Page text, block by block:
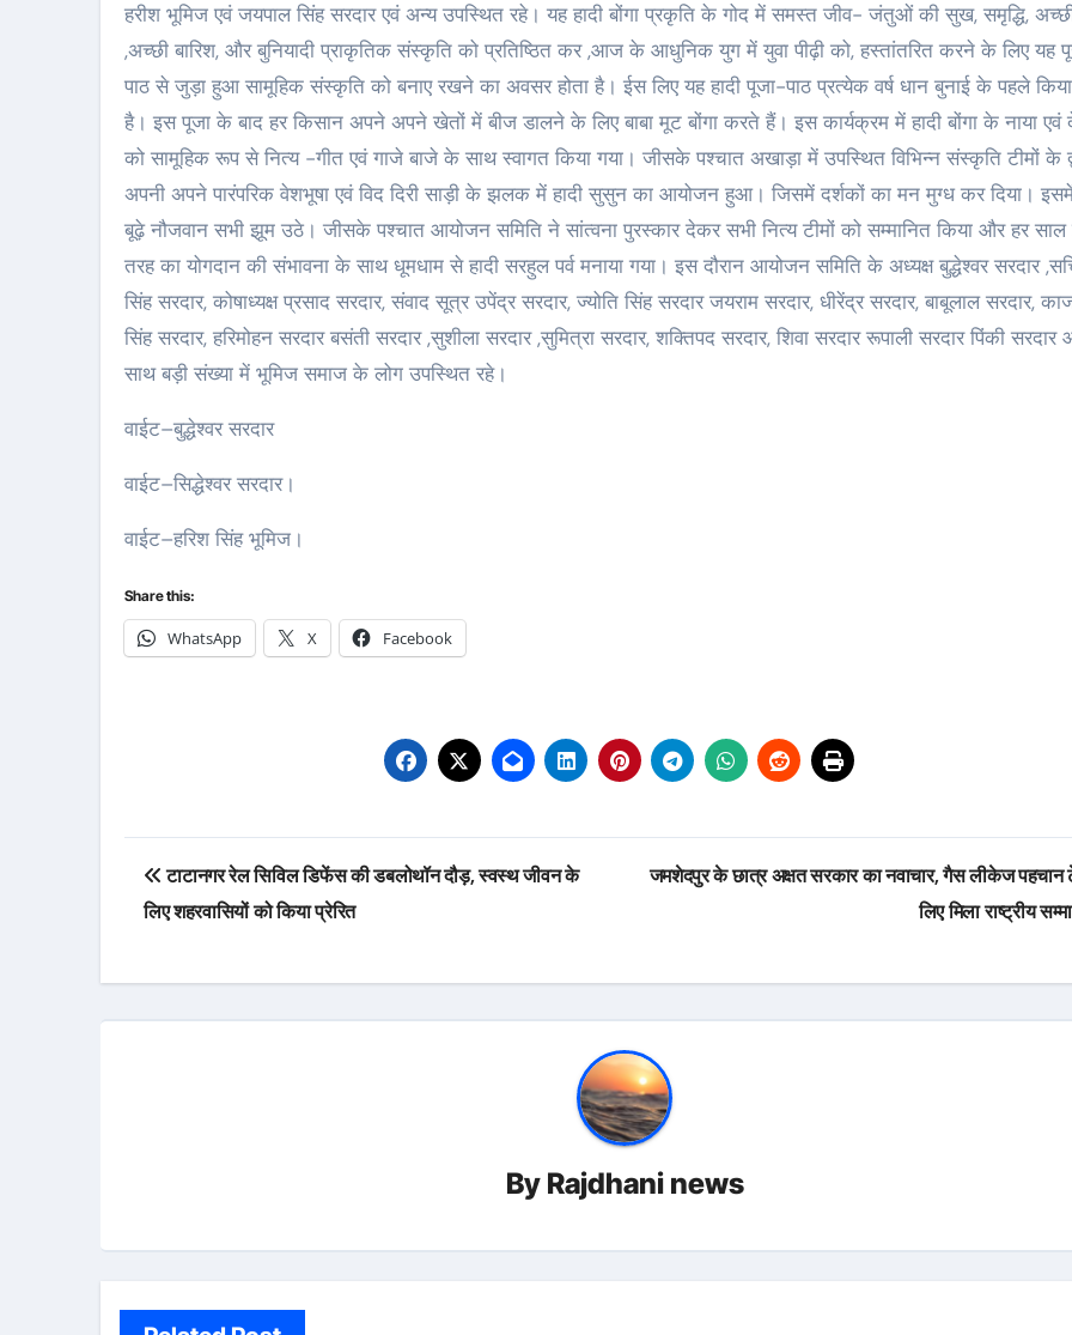
हरीश भूमिज एवं जयपाल सिंह सरदार एवं अन्य उपस्थित रहे। यह हादी बोंगा प्रकृति के गोद में समस्त जीव- जंतुओं की सुख, समृद्धि,
,अच्छी बारिश, और बुनियादी प्राकृतिक संस्कृति को प्रतिष्ठित कर ,आज के आधुनिक युग में युवा पीढ़ी को, हस्तांतरित करने के लिए यह
पाठ से जुड़ा हुआ सामूहिक संस्कृति को बनाए रखने का अवसर होता है। ईस लिए यह हादी पूजा-पाठ प्रत्येक वर्ष धान बुनाई के पहले
है। इस पूजा के बाद हर किसान अपने अपने खेतों में बीज डालने के लिए बाबा मूट बोंगा करते हैं। इस कार्यक्रम में हादी बोंगा के नाया एवं
को सामूहिक रूप से नित्य -गीत एवं गाजे बाजे के साथ स्वागत किया गया। जीसके पश्चात अखाड़ा में उपस्थित विभिन्न संस्कृति टीमों के
अपनी अपने पारंपरिक वेशभूषा एवं विद दिरी साड़ी के झलक में हादी सुसुन का आयोजन हुआ। जिसमें दर्शकों का मन मुग्ध कर दिया।
बूढ़े नौजवान सभी झूम उठे। जीसके पश्चात आयोजन समिति ने सांत्वना पुरस्कार देकर सभी नित्य टीमों को सम्मानित किया और हर
तरह का योगदान की संभावना के साथ धूमधाम से हादी सरहुल पर्व मनाया गया। इस दौरान आयोजन समिति के अध्यक्ष बुद्धेश्वर सरदार
सिंह सरदार, कोषाध्यक्ष प्रसाद सरदार, संवाद सूत्र उपेंद्र सरदार, ज्योति सिंह सरदार जयराम सरदार, धीरेंद्र सरदार, बाबूलाल सरदार,
सिंह सरदार, हरिमोहन सरदार बसंती सरदार ,सुशीला सरदार ,सुमित्रा सरदार, शक्तिपद सरदार, शिवा सरदार रूपाली सरदार पिंकी
साथ बड़ी संख्या में भूमिज समाज के लोग उपस्थित रहे।
वाईट–बुद्धेश्वर सरदार
वाईट–सिद्धेश्वर सरदार।
वाईट–हरिश सिंह भूमिज।
Share this:
WhatsApp X Facebook
Post
navigation
टाटानगर रेल सिविल डिफेंस की डबलोथॉन दौड़, स्वस्थ जीवन के
लिए शहरवासियों को किया प्रेरित
जमशेदपुर के छात्र अक्षत सरकार का नवाचार, गैस लीकेज
लिए मिला राष्ट्रीय
By Rajdhani news